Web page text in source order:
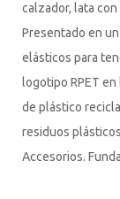
calzador, lata
Presentado en
elásticos para
logotipo RPET
de plástico
residuos
Accesorios.